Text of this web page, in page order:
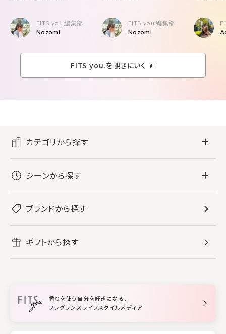
FITS you.編集部
Nozomi
FITS you.編集部
Nozomi
FITS you.を覗きにいく
カテゴリから探す
レディース香水
メンズ香水
ボディミスト・スプレー
すべてのバス・ボディケア
ボディ・ハンドクリーム
入浴剤
ホームフレグランス
すべてのホームフレグランス
ルームフレグランス
スタイリング
シーンから探す
リフレッシュしたい
ブランドから探す
ギフトから探す
香りを使う自分を好きになる、
フレグランスライフスタイルメディア